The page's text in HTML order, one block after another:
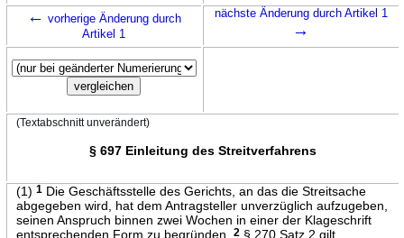
← vorherige Änderung durch
Artikel 1
nächste Änderung durch Artikel 1
→
(Textabschnitt unverändert)
§ 697 Einleitung des Streitverfahrens
(1) 1Die Geschäftsstelle des Gerichts, an das die Streitsache
abgegeben wird, hat dem Antragsteller unverzüglich aufzugeben,
seinen Anspruch binnen zwei Wochen in einer der Klageschrift
entsprechenden Form zu begründen.
2§ 270 Satz 2 gilt